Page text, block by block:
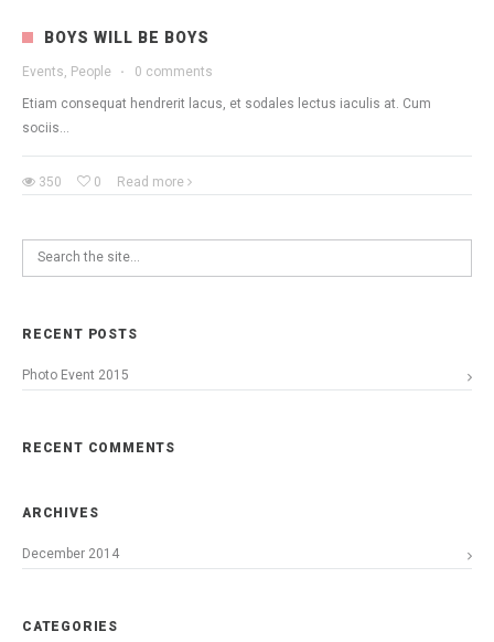
BOYS WILL BE BOYS
Events, People · 0 comments
Etiam consequat hendrerit lacus, et sodales lectus iaculis at. Cum
sociis...
350 0 Read more
RECENT POSTS
Photo Event 2015
RECENT COMMENTS
ARCHIVES
December 2014
CATEGORIES